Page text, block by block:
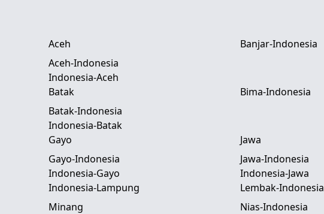
Aceh
Aceh-Indonesia
Indonesia-Aceh
Banjar-Indonesia
Batak
Batak-Indonesia
Indonesia-Batak
Bima-Indonesia
Gayo
Gayo-Indonesia
Indonesia-Gayo
Jawa
Jawa-Indonesia
Indonesia-Jawa
Indonesia-Lampung Lembak-Indonesia
Minang
Nias-Indonesia